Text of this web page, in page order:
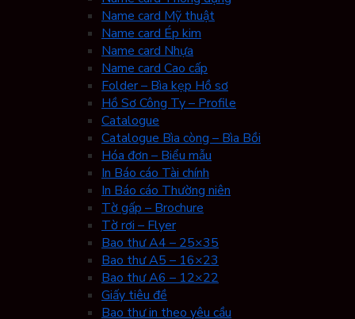
Name card Mỹ thuật
Name card Ép kim
Name card Nhựa
Name card Cao cấp
Folder – Bìa kẹp Hồ sơ
Hồ Sơ Công Ty – Profile
Catalogue
Catalogue Bìa còng – Bìa Bồi
Hóa đơn – Biểu mẫu
In Báo cáo Tài chính
In Báo cáo Thường niên
Tờ gấp – Brochure
Tờ rơi – Flyer
Bao thư A4 – 25×35
Bao thư A5 – 16×23
Bao thư A6 – 12×22
Giấy tiêu đề
Bao thư in theo yêu cầu